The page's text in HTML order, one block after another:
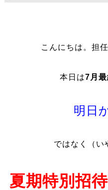
こんにちは。担
本日は7月最
明日
ではなく（い
夏期特別招